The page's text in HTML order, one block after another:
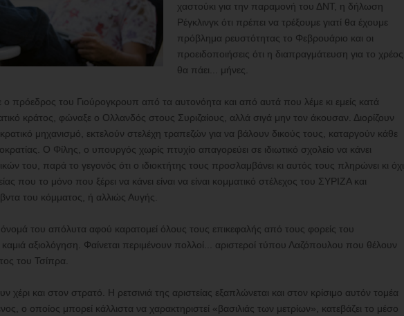
χαστούκι για την παραμονή του ΔΝΤ, η δήλωση
Ρέγκλινγκ ότι πρέπει να τρέξουμε γιατί θα έχουμε
πρόβλημα ρευστότητας το Φεβρουάριο και οι
προειδοποιήσεις ότι η διαπραγμάτευση για το χρέος
θα πάει... μήνες.
ο πρόεδρος του Γιούρογκρουπ από τα αυτονόητα και από αυτά που λέμε κι εμείς κατά
κράτος, φώναξε ο Ολλανδός στους Συριζαίους, αλλά σιγά μην τον άκουσαν. Διορίζουν
μηχανισμό, εκτελούν στελέχη τραπεζών για να βάλουν δικούς τους, καταργούν κάθε
Ο Φίλης, ο υπουργός χωρίς πτυχίο απαγορεύει σε ιδιωτικό σχολείο να κάνει
του, παρά το γεγονός ότι ο ιδιοκτήτης τους προσλαμβάνει κι αυτός τους πληρώνει κι όχι
που το μόνο που ξέρει να κάνει είναι να είναι κομματικό στέλεχος του ΣΥΡΙΖΑ και
του κόμματος, ή αλλιώς Αυγής.
του απόλυτα αφού καρατομεί όλους τους επικεφαλής από τους φορείς του
αξιολόγηση. Φαίνεται περιμένουν πολλοί... αριστεροί τύπου Λαζόπουλου που θέλουν
του Τσίπρα.
χέρι και στον στρατό. Η ρετσινιά της αριστείας εξαπλώνεται και στον κρίσιμο αυτόν τομέα
ο οποίος μπορεί κάλλιστα να χαρακτηριστεί «βασιλιάς των μετρίων», κατεβάζει το μέσο